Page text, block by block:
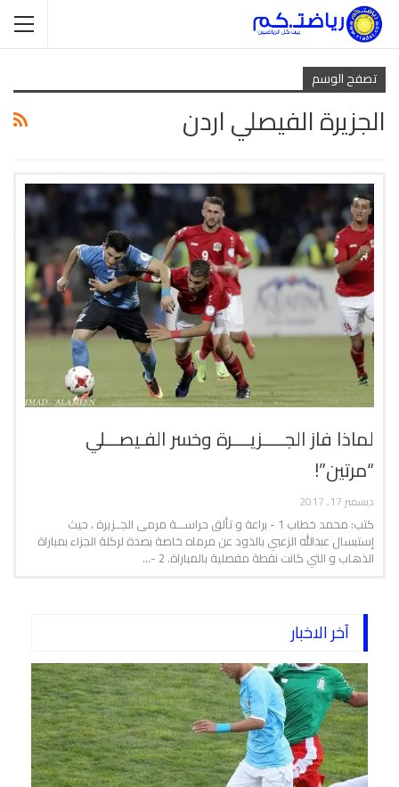
تصفح الوسم
الجزيرة الفيصلي اردن
لماذا فاز الجـــــزيــــرة وخسر الفـيصـــلي
“مرتين”!
ديسمبر 17, 2017
كتب: محمد خطاب 1 - براعة و تألق حراســـة مرمى الجــزيرة ، حيث
إستبسال عبدالله الزعبي بالذود عن مرماه خاصة بصدة لركلة الجزاء بمباراة
الذهاب و التي كانت نقطة مفصلية بالمباراة. 2 -…
آخر الاخبار